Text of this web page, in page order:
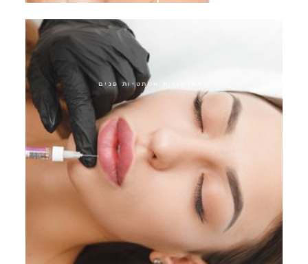
אקוואגולד פיינטוש
התערבויות אסתטיות פנים